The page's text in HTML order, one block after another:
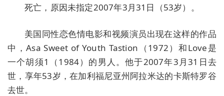
死亡，原因未指定2007年3月31日（53岁）。
美国同性恋色情电影和视频演员出现在这样的作品
中，Asa Sweet of Youth Tastion（1972）和Love是
一个胡须1（1984）的男人。他于2007年3月31日去
世，享年53岁，在加利福尼亚州阿拉米达的卡斯特罗谷
去世。